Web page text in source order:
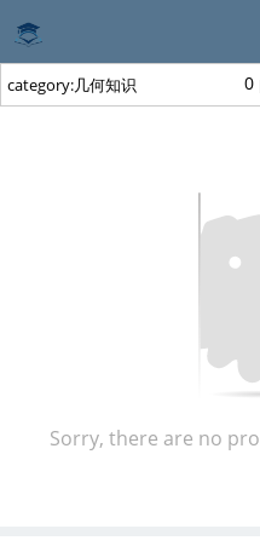
0
Sorry, there are no